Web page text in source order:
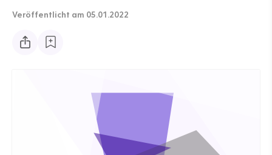
Veröffentlicht am 05.01.2022